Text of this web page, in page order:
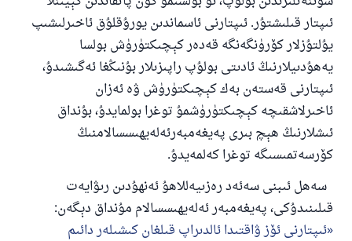
ئىپتار قىلىشتۇر. ئىپتارنى ئاسماندىن يورۇقلۇق ئاخىرلىشىپ
يۇلتۇزلار كۆرۈنگەنگە قەدەر كېچىكتۈرۈش بولسا
يەھۇدىيلارنىڭ ئادىتى بولۇپ راپىزىلار بۇنىڭغا ئەگىشىدۇ،
ئىپتارنى قەستەن بەك كېچىكتۈرۈش ۋە ئەزان
ئاخىرلاشقىچە كېچىكتۈرۈشمۇ توغرا بولمايدۇ، بۇنداق
ئىشلارنىڭ ھېچ بىرى پەيغەمبەرئەلەيھىسسالامنىڭ
كۆرسەتمىسىگە توغرا كەلمەيدۇ.
سەھل ئىبنى سەئەد رەزىيەللاھۇ ئەنھۇدىن رىۋايەت
قىلىنىدۇكى، پەيغەمبەر ئەلەيھىسسالام مۇنداق دېگەن:
ئىپتارنى ئۆز ۋاقتىدا ئالدىراپ قىلغان كىشىلەر دائىم